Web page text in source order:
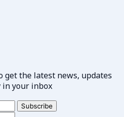
get the latest news, updates
in your inbox
Subscribe